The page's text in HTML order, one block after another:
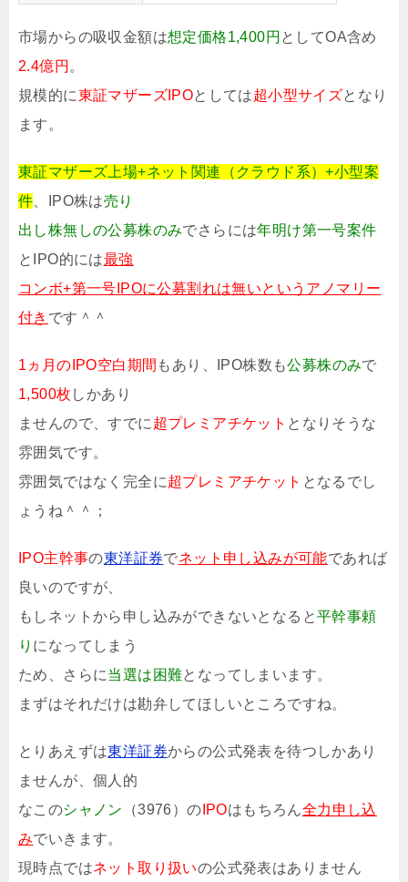
市場からの吸収金額は想定価格1,400円 としてOA含め
2.4億円 。
規模的に東証マザーズIPOとしては超小型サイズとなり
ます。
東証マザーズ上場+ネット関連（クラウド系）+小型案
件 、IPO株は売り
出し株無しの公募株のみでさらには年明け第一号案件
とIPO的には最強
コンボ+第一号IPOに公募割れは無いというアノマリー
付き です＾＾
1ヵ月のIPO空白期間 もあり、IPO株数も公募株のみで
1,500枚 しかあり
ませんので、すでに 超プレミアチケット となりそうな
雰囲気です。
雰囲気ではなく完全に超プレミアチケット となるでし
ょうね＾＾；
IPO主幹事の東洋証券でネット申し込みが可能であれば
良いのですが、
もしネットから申し込みができないとなると平幹事頼
り になってしまう
ため、さらに当選は困難となってしまいます。
まずはそれだけは勘弁してほしいところですね。
とりあえずは東洋証券からの公式発表を待つしかあり
ませんが、個人的
なこのシャノン （3976）の IPOはもちろん全力申し込
みでいきます。
現時点ではネット取り扱いの公式発表はありません